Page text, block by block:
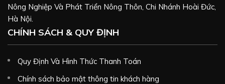
Nông Nghiệp Và Phát Triển Nông Thôn, Chi Nhánh Hoài Đức,
Hà Nội.
CHÍNH SÁCH & QUY ĐỊNH
Quy Định Và Hình Thức Thanh Toán
Chính sách bảo mật thông tin khách hàng